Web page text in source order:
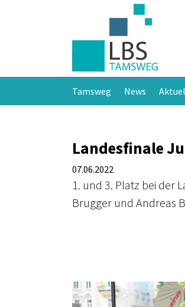
Tamsweg News
Landesfinale
07.06.2022
1. und 3. Platz bei der
Brugger und Andreas
Show larger version